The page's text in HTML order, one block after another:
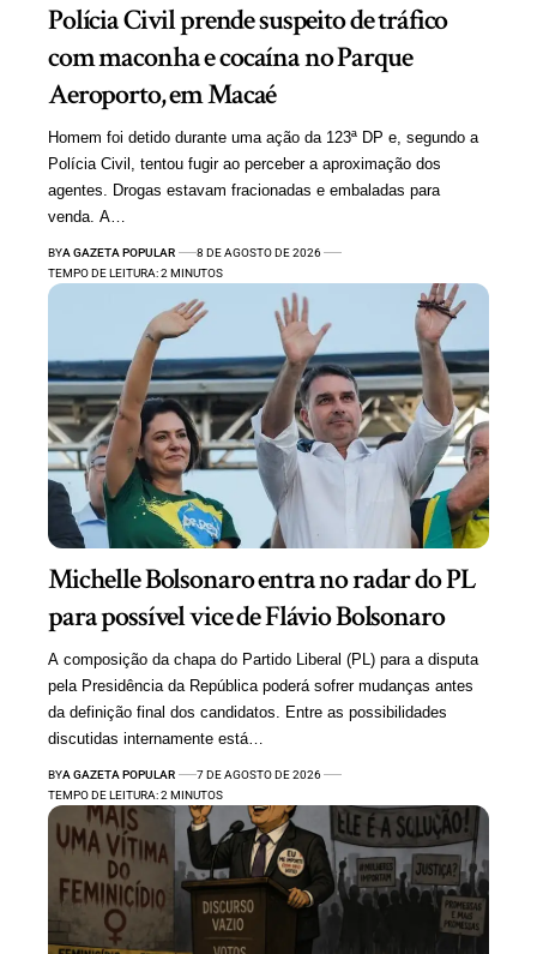
Polícia Civil prende suspeito de tráfico
com maconha e cocaína no Parque
Aeroporto, em Macaé
Homem foi detido durante uma ação da 123ª DP e, segundo a
Polícia Civil, tentou fugir ao perceber a aproximação dos
agentes. Drogas estavam fracionadas e embaladas para
venda. A…
BYA GAZETA POPULAR
8 DE AGOSTO DE 2026
TEMPO DE LEITURA: 2 MINUTOS
Michelle Bolsonaro entra no radar do PL
para possível vice de Flávio Bolsonaro
A composição da chapa do Partido Liberal (PL) para a disputa
pela Presidência da República poderá sofrer mudanças antes
da definição final dos candidatos. Entre as possibilidades
discutidas internamente está…
BYA GAZETA POPULAR
7 DE AGOSTO DE 2026
TEMPO DE LEITURA: 2 MINUTOS